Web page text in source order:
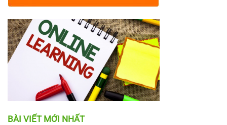
BÀI VIẾT MỚI NHẤT